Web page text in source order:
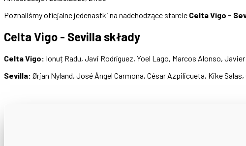
Poznaliśmy oficjalne jedenastki na nadchodzące starcie Celta Vigo -
Celta Vigo - Sevilla składy
Celta Vigo: Ionuț Radu, Javi Rodríguez, Yoel Lago, Marcos Alonso,
Sevilla: Ørjan Nyland, José Ángel Carmona, César Azpilicueta, Kike